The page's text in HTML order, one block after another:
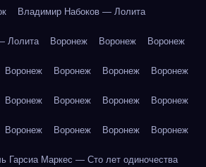
Владимир Набоков — Лолита
Лолита Воронеж Воронеж Воронеж
Воронеж Воронеж Воронеж Воронеж
Воронеж Воронеж Воронеж Воронеж
Воронеж Воронеж Воронеж Воронеж
Гарсиа Маркес — Сто лет одиночества